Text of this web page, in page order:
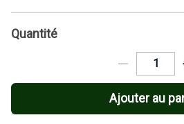
Quantité
Ajouter au